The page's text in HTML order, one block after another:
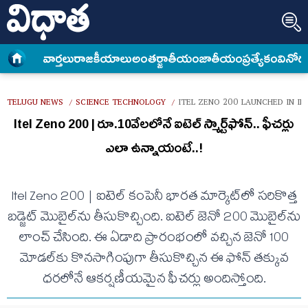
వార్త‌లురాజకీయాలుఅంత‌ర్జాతీయంజాతీయంప్రత్యేకం
TELUGU NEWS / SCIENCE TECHNOLOGY / ITEL ZENO 200 LAUNCHED IN
Itel Zeno 200 | రూ.10వేలలోనే ఐటెల్ స్మార్ట్‌ఫోన్.. ఫీచర్లు
ఎలా ఉన్నాయంటే..!
Itel Zeno 200 | ఐటెల్ కంపెనీ భారత మార్కెట్‌లో సరికొత్త
బడ్జెట్ మొబైల్‌ను తీసుకొచ్చింది. ఐటెల్ జెనో 200 మొబైల్‌ను
లాంచ్ చేసింది. ఈ ఏడాది ప్రారంభంలో వచ్చిన జెనో 100
మోడల్‌కు కొనసాగింపుగా తీసుకొచ్చిన ఈ ఫోన్‌ తక్కువ
ధరలోనే ఆకర్షణీయమైన ఫీచర్లు అందిస్తోంది.